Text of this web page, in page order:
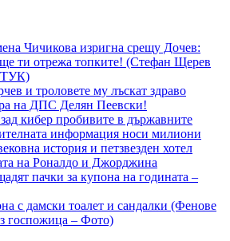
Чичикова изригна срещу Дочев:
ти отрежа топките! (Стефан Щерев
ТУК)
и троловете му лъскат здраво
на ДПС Делян Пеевски!
кибер пробивите в държавните
информация носи милиони
история и петзвезден хотел
на Роналдо и Джорджина
пачки за купона на годината –
с дамски тоалет и сандалки (Фенове
госпожица – Фото)